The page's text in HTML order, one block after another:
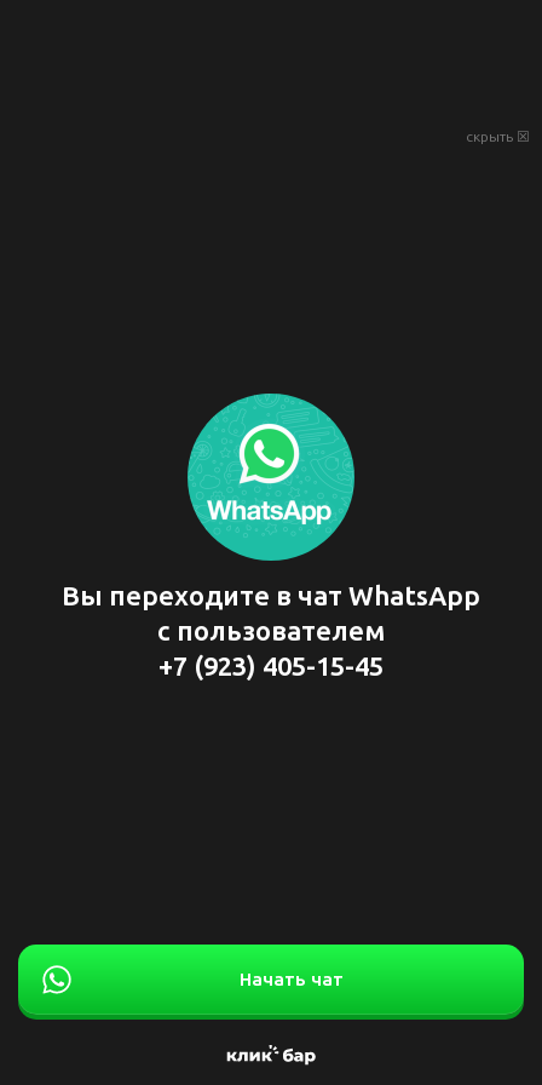
скрыть ☒
Вы переходите в чат WhatsApp
с пользователем
+7 (923) 405-15-45
Начать чат